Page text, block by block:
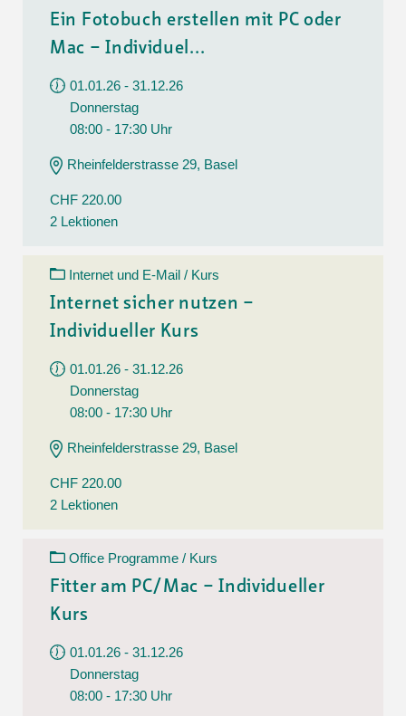
Ein Fotobuch erstellen mit PC oder
Mac – Individuel...
01.01.26 - 31.12.26
Donnerstag
08:00 - 17:30 Uhr
Rheinfelderstrasse 29, Basel
CHF 220.00
2 Lektionen
Internet und E-Mail / Kurs
Internet sicher nutzen –
Individueller Kurs
01.01.26 - 31.12.26
Donnerstag
08:00 - 17:30 Uhr
Rheinfelderstrasse 29, Basel
CHF 220.00
2 Lektionen
Office Programme / Kurs
Fitter am PC/Mac – Individueller
Kurs
01.01.26 - 31.12.26
Donnerstag
08:00 - 17:30 Uhr